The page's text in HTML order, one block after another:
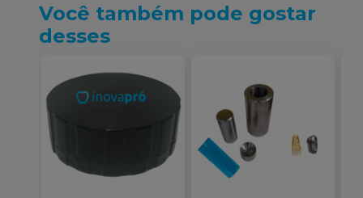
Você também pode gostar
desses